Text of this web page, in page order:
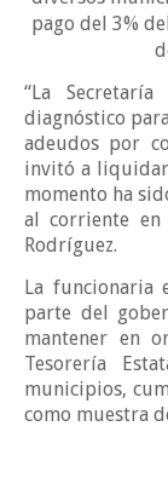
pago del 3%
“La
diagnóstico
adeudos por
invitó a liquidar
momento ha
al corriente en
Rodríguez.
La funcionaria
parte del
mantener en
Tesorería
municipios,
como muestra